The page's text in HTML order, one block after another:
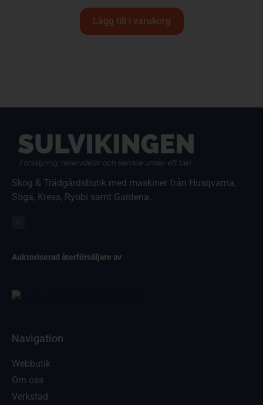
Lägg till i varukorg
Skog & Trädgårdsbutik med maskiner från Husqvarna,
Stiga, Kress, Ryobi samt Gardena.
Auktoriserad återförsäljare av
Navigation
Webbutik
Om oss
Verkstad